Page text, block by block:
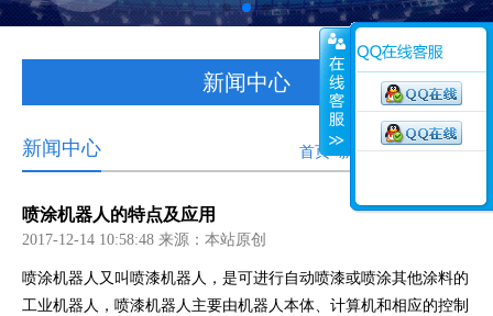
新闻中心
新闻中心 首页>新闻中心>行业新闻
喷涂机器人的特点及应用
2017-12-14 10:58:48 来源：本站原创
喷涂机器人又叫喷漆机器人，是可进行自动喷漆或喷涂其他涂料的
工业机器人，喷漆机器人主要由机器人本体、计算机和相应的控制